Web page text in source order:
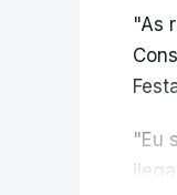
"As
"Eu